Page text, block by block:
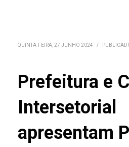
QUINTA-FEIRA, 27 JUNHO 2024 /
Prefeitura e
Intersetorial
apresentam